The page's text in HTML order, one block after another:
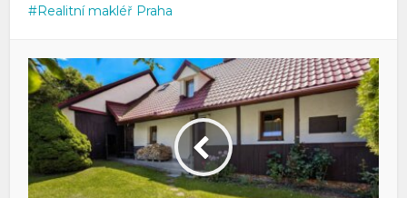
Realitní makléř Praha